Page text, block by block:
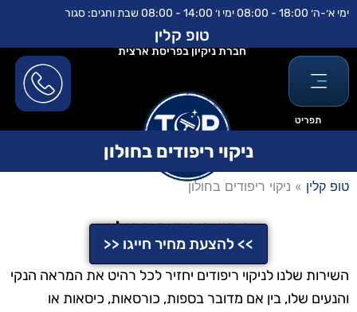
לתוכן
דילוג
ימי א׳-ה׳ 18:00 - 08:00 ימי ו׳ 14:00 - 08:00 שבת וחגים: סגור
תפריט
טופ קלין
חברת ניקיון בפריסת ארצית
ניקוי ריפודים בחולון
טופ קלין » ניקוי ריפודים בחולון
ניקוי ריפודים בחולון
>> להצעת מחיר חייגו <<
השירות שלנו לניקוי ריפודים יחזיר לכל רהיט את המראה הנקי
והנעים שלו, בין אם מדובר בספות, כורסאות, כיסאות או